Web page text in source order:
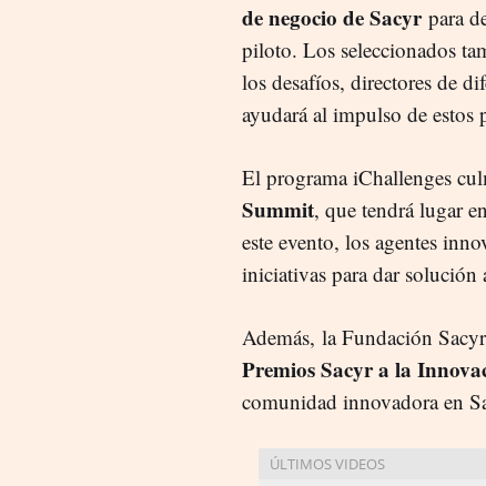
de negocio de Sacyr para
piloto. Los seleccionados
los desafíos, directores de
ayudará al impulso de estos
El programa iChallenges
Summit, que tendrá lugar
este evento, los agentes
iniciativas para dar solución
Además, la Fundación
Premios Sacyr a la
comunidad innovadora en